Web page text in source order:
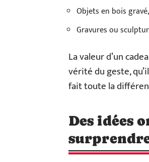
Objets en bois
Gravures ou
La valeur d’un
vérité du geste,
fait toute la
Des idées